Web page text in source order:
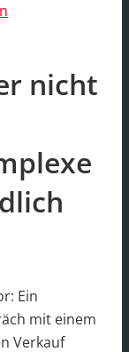
nicht
Ein
mit einem
Verkauf